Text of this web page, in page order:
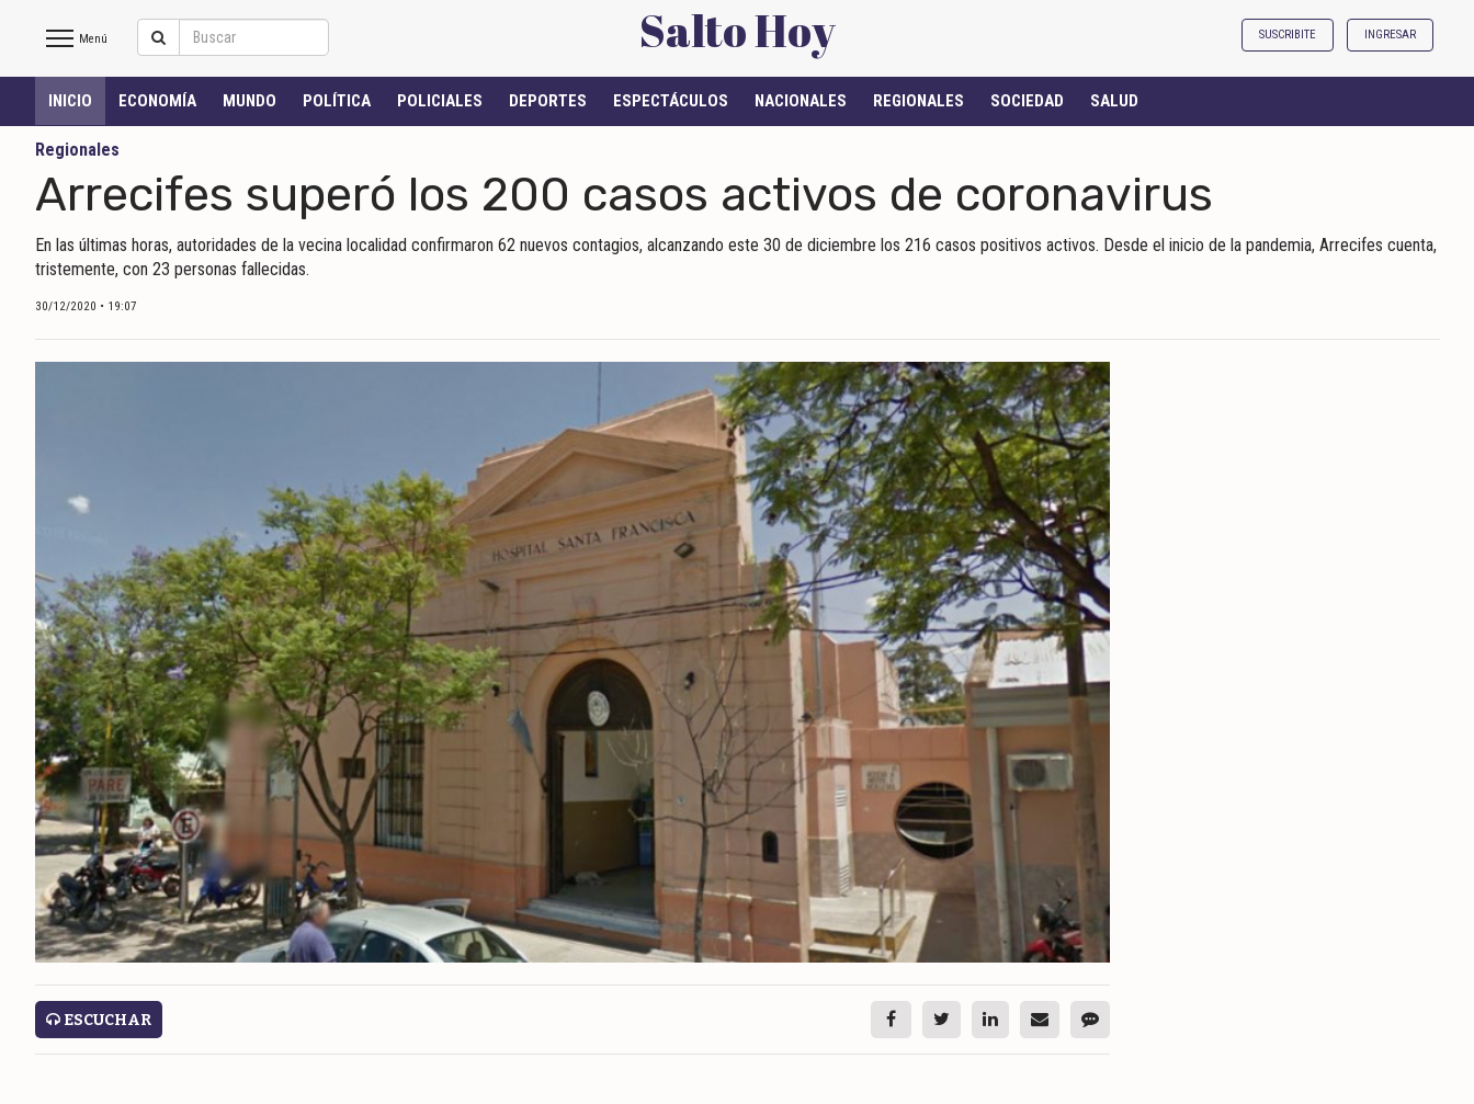
Salto
Hoy
INICIO
NOTICIAS RECIENTES
ECONOMÍA
REGIONALES
SOCIEDAD
SALUD
SERVICIOS
ECONOMÍA
MUNDO
Salto Hoy
Menú SUSCRIBITE INGRESAR
INICIO ECONOMÍA MUNDO POLÍTICA POLICIALES DEPORTES ESPECTÁCULOS NACIONALES REGIONALES SOCIEDAD SALUD
Regionales
Arrecifes superó los 200 casos activos de coronavirus
En las últimas horas, autoridades de la vecina localidad confirmaron 62 nuevos contagios, alcanzando este 30 de diciembre los 216 casos positivos activos. Desde el inicio de la pandemia, Arrecifes cuenta,
tristemente, con 23 personas fallecidas.
30/12/2020 • 19:07
ESCUCHAR